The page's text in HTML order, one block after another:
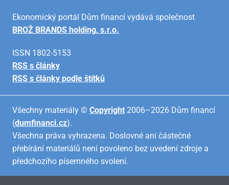
Ekonomický portál Dům financí vydává společnost
BROŽ BRANDS holding, s.r.o.
ISSN 1802-5153
RSS s články
RSS s články podle štítků
Všechny materiály © Copyright 2006–2026 Dům financí
(dumfinanci.cz).
Všechna práva vyhrazena. Doslovné ani částečné
přebírání materiálů není povoleno bez uvedení zdroje a
předchozího písemného svolení.